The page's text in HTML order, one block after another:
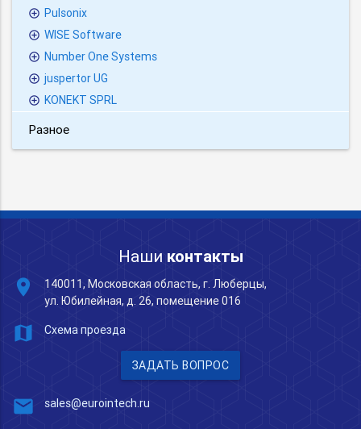
Pulsonix
WISE Software
Number One Systems
juspertor UG
KONEKT SPRL
Разное
Наши контакты
place
140011, Московская область, г. Люберцы,
ул. Юбилейная, д. 26, помещение 016
map Схема проезда
ЗАДАТЬ ВОПРОС
mail sales@eurointech.ru